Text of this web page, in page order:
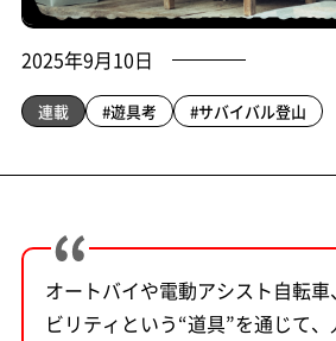
2025年9月10日
連載 #遊具考 #サバイバル登山
オートバイや電動アシスト自転
ビリティという“道具”を通じて